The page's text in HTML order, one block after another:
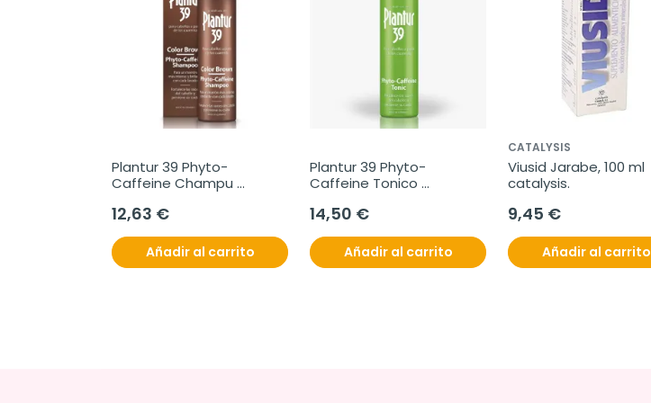
Plantur 39 Phyto-
Caffeine Champu
Oscuro, 250 ml
12,63 €
Añadir al carrito
Plantur 39 Phyto-
Caffeine Tonico
14,50 €
Añadir al carrito
CATALYSIS
Viusid Jarabe, 100 ml
catalysis.
9,45 €
Añadir al carrito